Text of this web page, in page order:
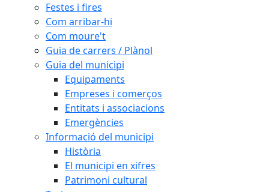
Festes i fires
Com arribar-hi
Com moure't
Guia de carrers / Plànol
Guia del municipi
Equipaments
Empreses i comerços
Entitats i associacions
Emergències
Informació del municipi
Història
El municipi en xifres
Patrimoni cultural